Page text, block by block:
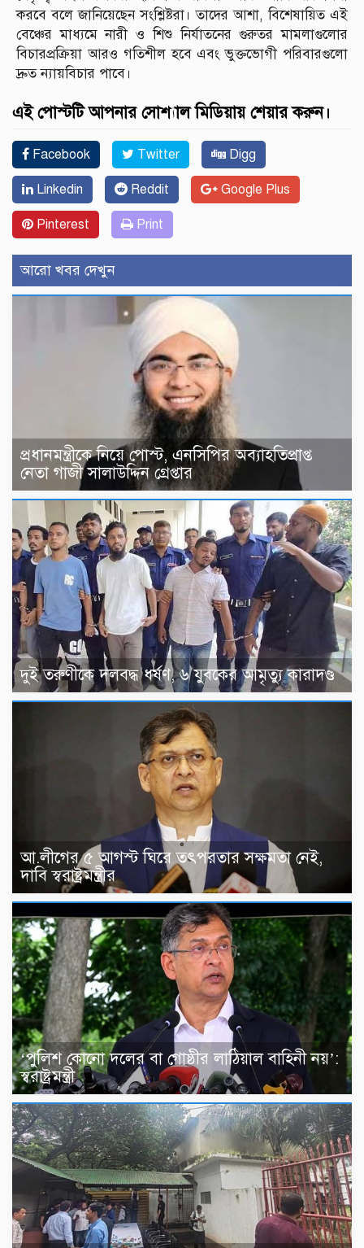
করবে বলে জানিয়েছেন সংশ্লিষ্টরা। তাদের আশা, বিশেষায়িত এই
বেঞ্চের মাধ্যমে নারী ও শিশু নির্যাতনের গুরুতর মামলাগুলোর
বিচারপ্রক্রিয়া আরও গতিশীল হবে এবং ভুক্তভোগী পরিবারগুলো
দ্রুত ন্যায়বিচার পাবে।
এই পোস্টটি আপনার সোশ্যাল মিডিয়ায় শেয়ার করুন।
Facebook Twitter Digg
Linkedin Reddit Google Plus
Pinterest Print
আরো খবর দেখুন
প্রধানমন্ত্রীকে নিয়ে পোস্ট, এনসিপির অব্যাহতিপ্রাপ্ত
নেতা গাজী সালাউদ্দিন গ্রেপ্তার
দুই তরুণীকে দলবদ্ধ ধর্ষণ, ৬ যুবকের আমৃত্যু কারাদণ্ড
আ.লীগের ৫ আগস্ট ঘিরে তৎপরতার সক্ষমতা নেই,
দাবি স্বরাষ্ট্রমন্ত্রীর
‘পুলিশ কোনো দলের বা গোষ্ঠীর লাঠিয়াল বাহিনী নয়’:
স্বরাষ্ট্রমন্ত্রী